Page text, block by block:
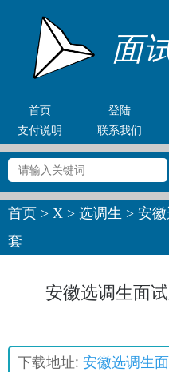
面
首页 登陆
支付说明
联系我们
首页 > X > 选调生 > 安
套
安徽选调生面
下载地址: 安徽选调生